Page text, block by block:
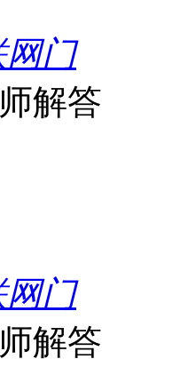
门
解答
门
解答